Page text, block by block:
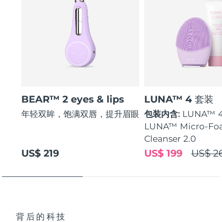
BEAR™ 2 eyes & lips
年轻双眸，饱满双唇，提升眉眼
US$ 219
LUNA™ 4 套装
包装内含: LUNA™
LUNA™ Micro-
Cleanser 2.0
US$
US$ 199
背后的科技